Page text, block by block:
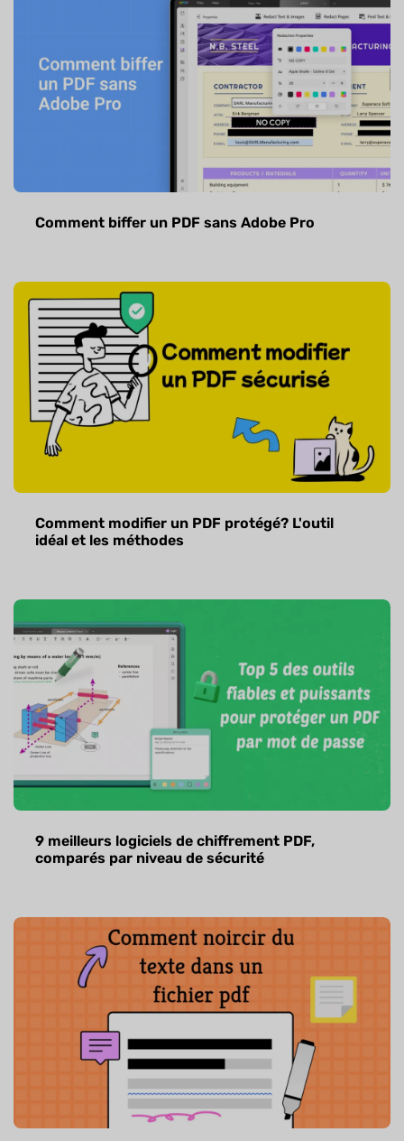
Comment biffer un PDF sans Adobe Pro
Comment modifier un PDF protégé? L'outil
idéal et les méthodes
9 meilleurs logiciels de chiffrement PDF,
comparés par niveau de sécurité